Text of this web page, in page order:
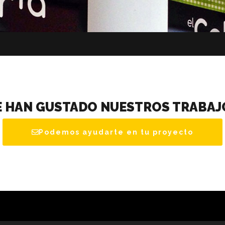
HAN GUSTADO NUESTROS
Podemos ayudarte en tu proyecto